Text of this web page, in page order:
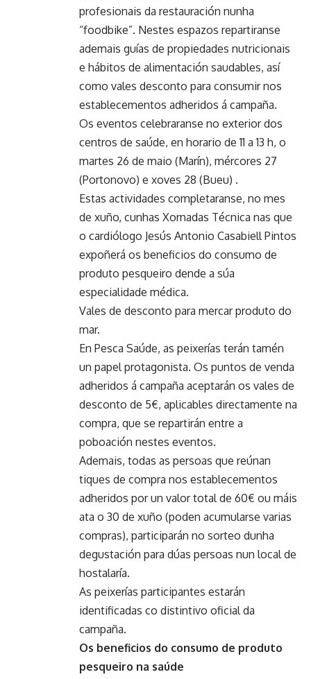
profesionais da restauración nunha
“foodbike”. Nestes espazos repartiranse
ademais guías de propiedades nutricionais
e hábitos de alimentación saudables, así
como vales desconto para consumir nos
establecementos adheridos á campaña.
Os eventos celebraranse no exterior dos
centros de saúde, en horario de 11 a 13 h, o
martes 26 de maio (Marín), mércores 27
(Portonovo) e xoves 28 (Bueu) .
Estas actividades completaranse, no mes
de xuño, cunhas Xornadas Técnica nas que
o cardiólogo Jesús Antonio Casabiell Pintos
expoñerá os beneficios do consumo de
produto pesqueiro dende a súa
especialidade médica.
Vales de desconto para mercar produto do
mar.
En Pesca Saúde, as peixerías terán tamén
un papel protagonista. Os puntos de venda
adheridos á campaña aceptarán os vales de
desconto de 5€, aplicables directamente na
compra, que se repartirán entre a
poboación nestes eventos.
Ademais, todas as persoas que reúnan
tiques de compra nos establecementos
adheridos por un valor total de 60€ ou máis
ata o 30 de xuño (poden acumularse varias
compras), participarán no sorteo dunha
degustación para dúas persoas nun local de
hostalaría.
As peixerías participantes estarán
identificadas co distintivo oficial da
campaña.
Os beneficios do consumo de produto
pesqueiro na saúde